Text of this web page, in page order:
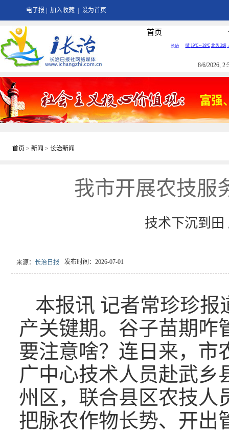
电子报 加入收藏 设为首页
首页
8/6/2026,
首页 > 新闻 > 长治新闻
我市开展农技服
技术下沉到
来源： 长治日报 发布时间：2026-07-01
本报讯 记者常珍珍报
产关键期。谷子苗期咋
要注意啥？连日来，市
广中心技术人员赴武乡
州区，联合县区农技人
把脉农作物长势、开出